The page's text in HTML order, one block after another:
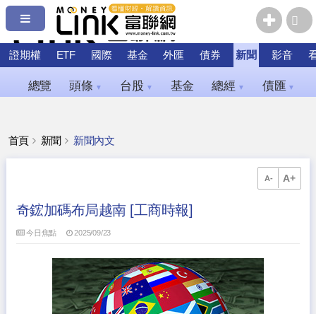
證期權 ETF 國際 基金 外匯 債券 新聞 影音
總覽 頭條 ▼ 台股 ▼ 基金 總經 ▼ 債匯 ▼
首頁 新聞 新聞內文
A- A+
奇鋐加碼布局越南 [工商時報]
今日焦點 2025/09/23